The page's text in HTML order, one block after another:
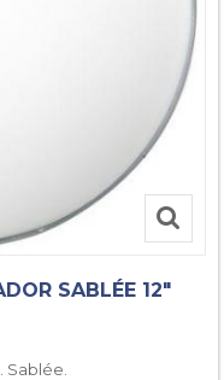
SABLÉE 12"
Sablée.